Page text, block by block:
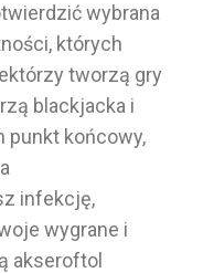
wybrana
których
tworzą gry
blackjacka i
punkt końcowy,
infekcję,
wygrane i
akseroftol